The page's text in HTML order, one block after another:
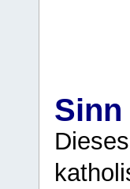
Sinn